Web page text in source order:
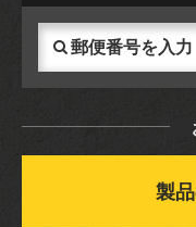
製